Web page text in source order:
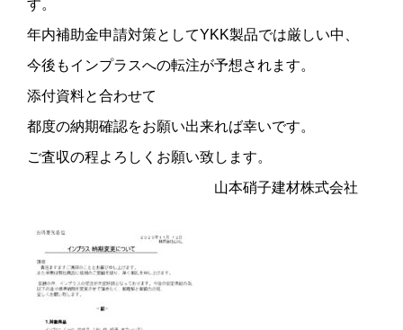
す。
年内補助金申請対策としてYKK製品では厳しい中、
今後もインプラスへの転注が予想されます。
添付資料と合わせて
都度の納期確認をお願い出来れば幸いです。
ご査収の程よろしくお願い致します。
山本硝子建材株式会社